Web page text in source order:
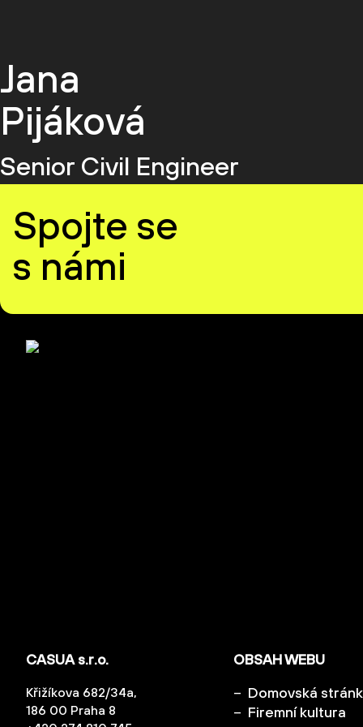
Jana
Pijáková
Senior Civil Engineer
Spojte se
s námi
CASUA s.r.o.
Křižíkova 682/34a,
186 00 Praha 8
OBSAH WEBU
Domovská
Firemní kultura